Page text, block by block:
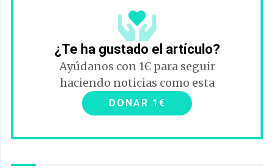
¿Te ha gustado el artículo?
Ayúdanos con 1€ para seguir
haciendo noticias como esta
DONAR 1€